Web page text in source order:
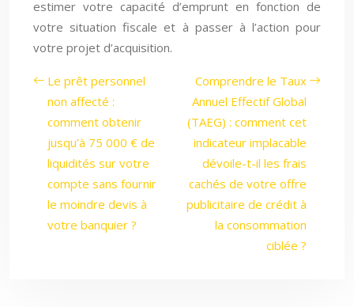
estimer votre capacité d’emprunt en fonction de
votre situation fiscale et à passer à l’action pour
votre projet d’acquisition.
Le prêt personnel
non affecté :
comment obtenir
jusqu’à 75 000 € de
liquidités sur votre
compte sans fournir
le moindre devis à
votre banquier ?
Comprendre le Taux
Annuel Effectif Global
(TAEG) : comment cet
indicateur implacable
dévoile-t-il les frais
cachés de votre offre
publicitaire de crédit à
la consommation
ciblée ?